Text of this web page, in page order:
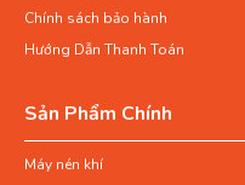
Chính sách bảo hành
Hướng Dẫn Thanh Toán
Sản Phẩm Chính
Máy nén khí